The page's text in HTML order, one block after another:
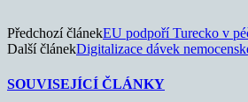
Předchozí článekEU podpoří Turecko v
Další článekDigitalizace dávek
SOUVISEJÍCÍ ČLÁNKY